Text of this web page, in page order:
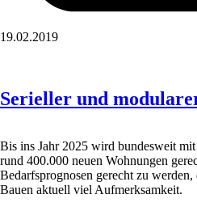
19.02.2019
Serieller und
Bis ins Jahr 2025 wird bundesweit
rund 400.000 neuen Wohnungen
Bedarfsprognosen gerecht zu
Bauen aktuell viel Aufmerksamkeit.